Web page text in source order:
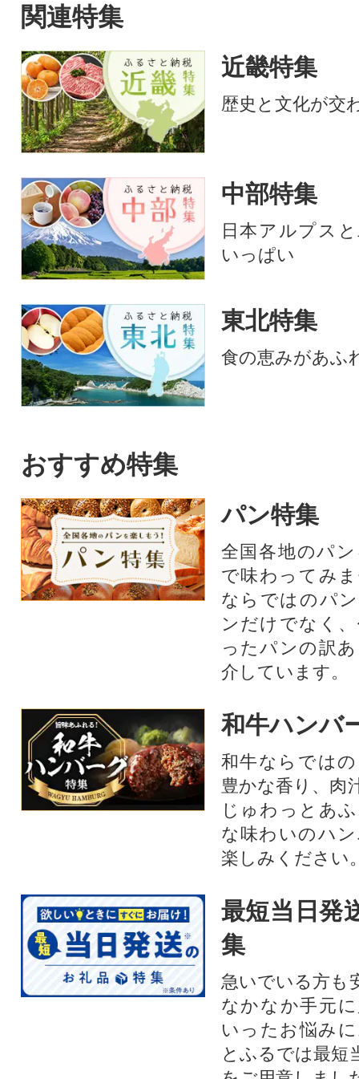
んや柑橘だけじゃない!太平洋
でとれたかつおは高知(土佐)に
も負けない鮮度でかつお本来
の旨味を存分に楽しめます。
形や大きさは不揃いですが、
味は訳なし!人気のかつおのた
たきをどうぞご賞味くださ
い。鰹のタタキ かつおたたき
り 骨なし たたき
関連特集
近畿特集
歴史と文化が交
中部特集
日本アルプス
いっぱい
東北特集
食の恵みがあふ
おすすめ特集
パン特集
全国各地のパ
で味わってみ
ならではのパ
ンだけでなく
ったパンの訳
介しています。
和牛ハンバ
和牛ならでは
豊かな香り、肉
じゅわっとあ
な味わいのハ
楽しみください
最短当日発
集
急いでいる方も
なかなか手元
いったお悩み
とふるでは最短